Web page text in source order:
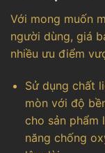
Với mong muốn
người dùng, giá
nhiều ưu điểm
Sử dụng chất
mòn với độ
cho sản phẩm
năng chống